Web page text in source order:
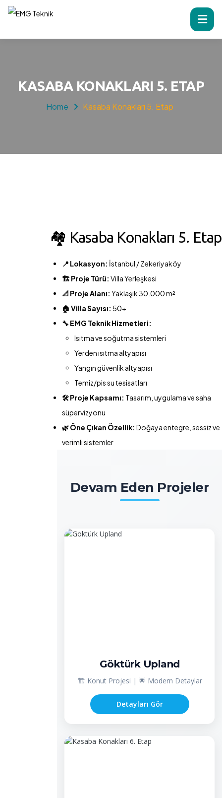
KASABA KONAKLARI 5. ETAP
Home Kasaba Konakları 5. Etap
🏘️ Kasaba Konakları 5. Etap
📍 Lokasyon: İstanbul / Zekeriyaköy
🏗️ Proje Türü: Villa Yerleşkesi
📐 Proje Alanı: Yaklaşık 30.000 m²
🏠 Villa Sayısı: 50+
🔧 EMG Teknik Hizmetleri:
Isıtma ve soğutma sistemleri
Yerden ısıtma altyapısı
Yangın güvenlik altyapısı
Temiz/pis su tesisatları
🛠️ Proje Kapsamı: Tasarım, uygulama ve saha
süpervizyonu
🌿 Öne Çıkan Özellik: Doğaya entegre, sessiz ve
verimli sistemler
Devam Eden Projeler
Göktürk Upland
🏗️ Konut Projesi | 🌟 Modern Detaylar
Detayları Gör